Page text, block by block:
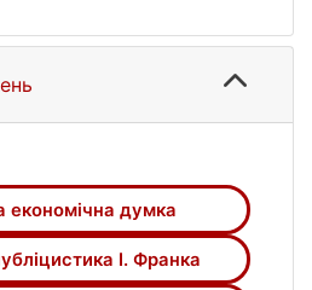
дослідника.
погляди мислителя
розвиток
та грошово-
економічної
роль і значення
економічного
для формування
економічна думка
І. Франка